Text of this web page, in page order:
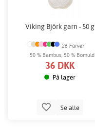
Viking Björk garn - 50 g
26 Farver
50 % Bambus, 50 % Bomuld
36 DKK
På lager
Se alle